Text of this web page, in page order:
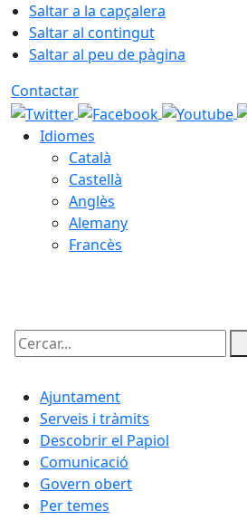
Saltar a la capçalera
Saltar al contingut
Saltar al peu de pàgina
Contactar
Idiomes
Català
Castellà
Anglès
Alemany
Francès
Cercar:
Ajuntament
Serveis i tràmits
Descobrir el Papiol
Comunicació
Govern obert
Per temes